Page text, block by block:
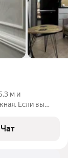
м и
Если вы
квартира
Чат